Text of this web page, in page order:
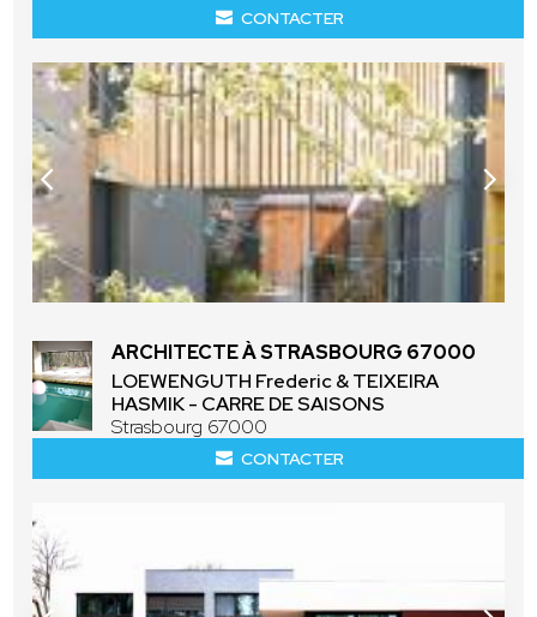
CONTACTER
ARCHITECTE À STRASBOURG 67000
LOEWENGUTH Frederic & TEIXEIRA
HASMIK - CARRE DE SAISONS
Strasbourg 67000
CONTACTER